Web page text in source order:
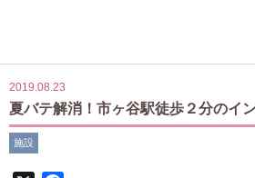
2019.08.23
夏バテ解消！市ヶ谷駅徒歩２分のイ
施設